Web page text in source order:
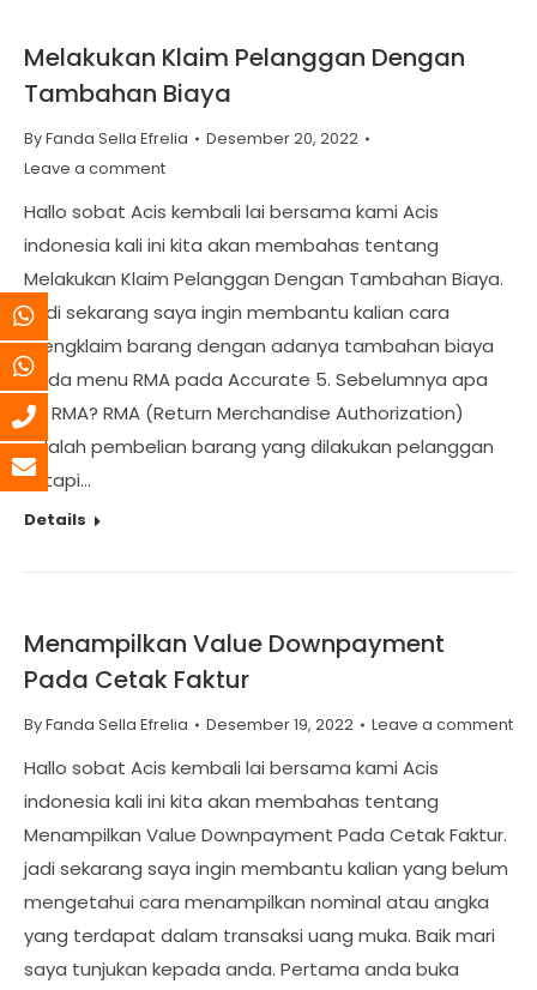
Melakukan Klaim Pelanggan Dengan
Tambahan Biaya
ByFanda Sella Efrelia
Desember 20, 2022
Leave a comment
Hallo sobat Acis kembali lai bersama kami Acis
indonesia kali ini kita akan membahas tentang
Melakukan Klaim Pelanggan Dengan Tambahan Biaya.
Jadi sekarang saya ingin membantu kalian cara
mengklaim barang dengan adanya tambahan biaya
pada menu RMA pada Accurate 5. Sebelumnya apa
itu RMA? RMA (Return Merchandise Authorization)
adalah pembelian barang yang dilakukan pelanggan
tetapi…
Details
Menampilkan Value Downpayment
Pada Cetak Faktur
ByFanda Sella Efrelia Desember 19, 2022 Leave a comment
Hallo sobat Acis kembali lai bersama kami Acis
indonesia kali ini kita akan membahas tentang
Menampilkan Value Downpayment Pada Cetak Faktur.
jadi sekarang saya ingin membantu kalian yang belum
mengetahui cara menampilkan nominal atau angka
yang terdapat dalam transaksi uang muka. Baik mari
saya tunjukan kepada anda. Pertama anda buka